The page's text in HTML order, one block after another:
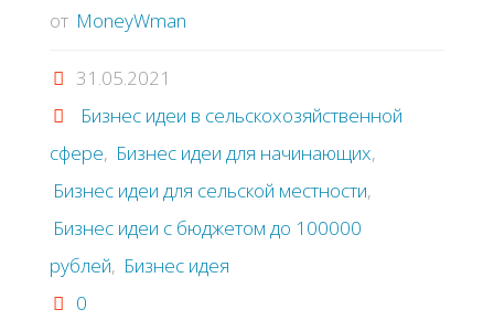
от MoneyWman
31.05.2021
Бизнес идеи в сельскохозяйственной
сфере, Бизнес идеи для начинающих,
Бизнес идеи для сельской местности,
Бизнес идеи с бюджетом до 100000
рублей, Бизнес идея
0